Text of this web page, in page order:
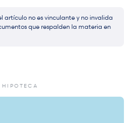
artículo no es vinculante y no invalida
que respalden la materia en
HIPOTECA